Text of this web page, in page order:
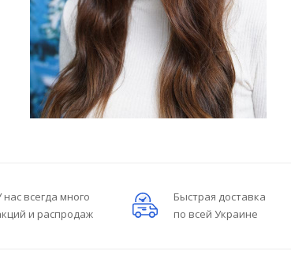
нас всегда много
и распродаж
Быстрая доставка
по всей Украине